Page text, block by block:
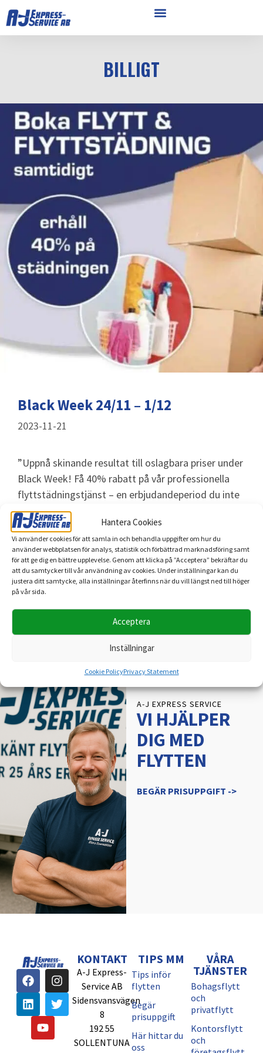
Hantera Cookies
Vi använder cookies för att samla in och behandla uppgifter om hur du
använder webbplatsen för analys, statistik och förbättrad marknadsföring samt
för att ge dig en bättre upplevelse. Genom att klicka på ”Acceptera” bekräftar du
att du samtycker till vår användning av cookies. Under inställningar kan du
justera ditt samtycke, alla inställningar återfinns när du vill längst ned till höger
på vår sida.
Acceptera
Inställningar
Cookie PolicyPrivacy Statement
BILLIGT
Black Week 24/11 – 1/12
2023-11-21
”Uppnå skinande resultat till oslagbara priser under
Black Week! Få 40% rabatt på vår professionella
flyttstädningstjänst – en erbjudandeperiod du inte
vill missa. Boka nu för att säkra en noggrann och
pålitligflyttstädningtill ett …
Läs mer
A-J EXPRESS SERVICE
VI HJÄLPER
DIG MED
FLYTTEN
BEGÄR PRISUPPGIFT ->
KONTAKT
A-J Express-
Service AB
Sidensvansvägen
8
192 55
SOLLENTUNA
TIPS MM
Tips inför
flytten
Begär
prisuppgift
Här hittar du
oss
VÅRA
TJÄNSTER
Bohagsflytt
och
privatflytt
Kontorsflytt
och